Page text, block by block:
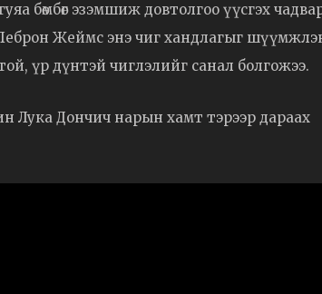
бөмбөг эзэмшиж довтолгоо үүсгэх
Леброн Жеймс энэ чиг хандлагыг
үр дүнтэй чиглэлийг санал болгожээ.
Лука Дончич нарын хамт тэрээр дараах